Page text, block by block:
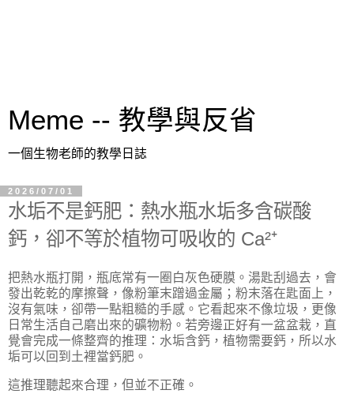
Meme -- 教學與反省
一個生物老師的教學日誌
2026/07/01
水垢不是鈣肥：熱水瓶水垢多含碳酸
鈣，卻不等於植物可吸收的 Ca²⁺
把熱水瓶打開，瓶底常有一圈白灰色硬膜。湯匙刮過去，會
發出乾乾的摩擦聲，像粉筆末蹭過金屬；粉末落在匙面上，
沒有氣味，卻帶一點粗糙的手感。它看起來不像垃圾，更像
日常生活自己磨出來的礦物粉。若旁邊正好有一盆盆栽，直
覺會完成一條整齊的推理：水垢含鈣，植物需要鈣，所以水
垢可以回到土裡當鈣肥。
這推理聽起來合理，但並不正確。